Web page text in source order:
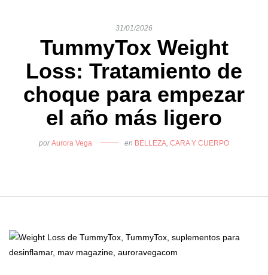
31/01/2026
TummyTox Weight
Loss: Tratamiento de
choque para empezar
el año más ligero
porAurora Vega en BELLEZA, CARA Y CUERPO